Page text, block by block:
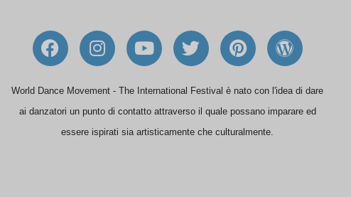
F
a
c
e
b
I
n
s
t
a
g
r
Y
o
u
t
u
b
T
w
i
t
t
e
P
i
n
t
e
r
W
o
r
d
P
World Dance Movement - The International Festival è nato con l'idea di dare
ai danzatori un punto di contatto attraverso il quale possano imparare ed
essere ispirati sia artisticamente che culturalmente.